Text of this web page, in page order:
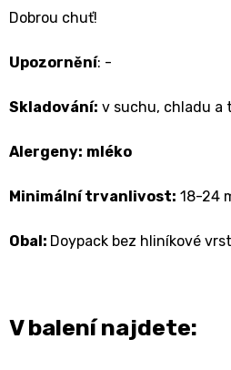
Dobrou chuť!
Upozornění: -
Skladování: v suchu, chladu a
Alergeny: mléko
Minimální trvanlivost: 18-24
Obal: Doypack bez hliníkové
V balení najdete: